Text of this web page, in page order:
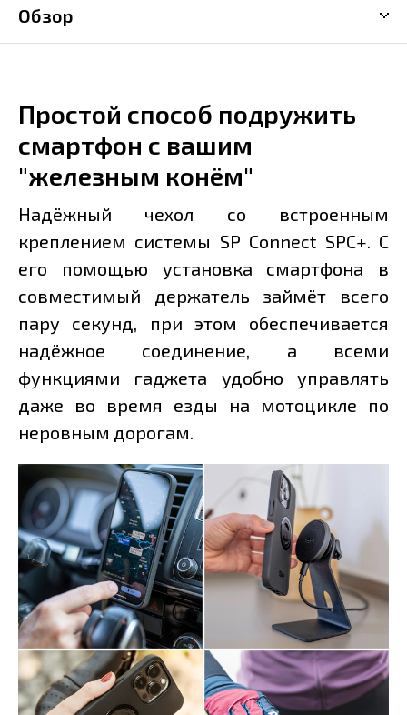
Обзор
Простой способ подружить
смартфон с вашим
"железным конём"
Надёжный чехол со встроенным
креплением системы SP Connect SPC+. С
его помощью установка смартфона в
совместимый держатель займёт всего
пару секунд, при этом обеспечивается
надёжное соединение, а всеми
функциями гаджета удобно управлять
даже во время езды на мотоцикле по
неровным дорогам.